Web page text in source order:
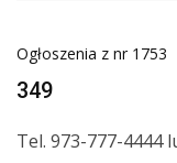
Ogłoszenia z nr 1753
349
Tel. 973-777-4444